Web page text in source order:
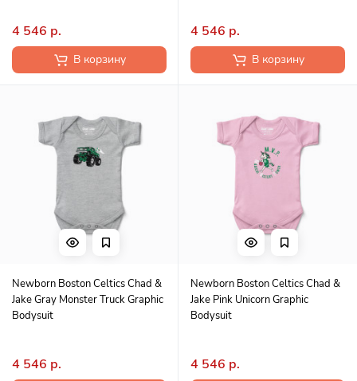
4 546 р.
В корзину
4 546 р.
В корзину
Newborn Boston Celtics Chad &
Jake Gray Monster Truck Graphic
Bodysuit
4 546 р.
Newborn Boston Celtics Chad &
Jake Pink Unicorn Graphic
Bodysuit
4 546 р.